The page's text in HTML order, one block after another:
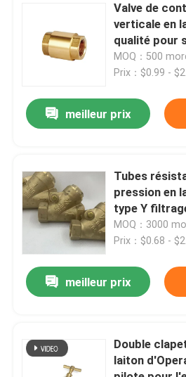
Valve d'angle en laiton
Robinet à tournant sphérique
Soupape à gaz en laiton
Clapet anti-retour en laiton
Valve à flotteurs en laiton
Raccords de tuyauterie en
Valve de
verticale en
qualité pour
MOQ：500
Prix：$0.99 -
meilleur prix
Tubes
pression en
type Y
pour l'eau
MOQ：3000
Prix：$0.68 -
meilleur prix
Double
laiton